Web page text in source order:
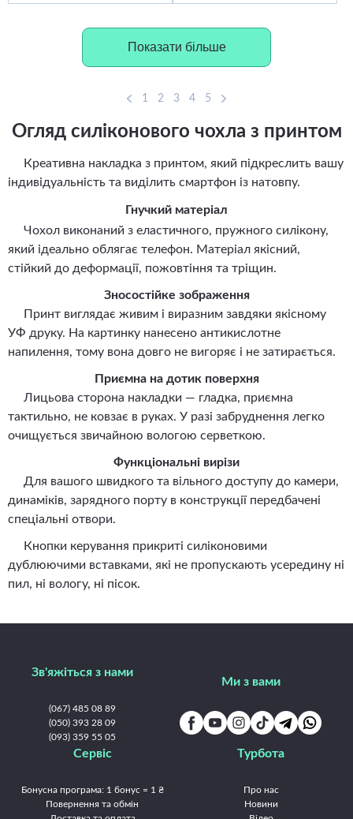
Показати більше
1 2 3 4 5
Огляд силіконового чохла з принтом
Креативна накладка з принтом, який підкреслить вашу
індивідуальність та виділить смартфон із натовпу.
Гнучкий матеріал
Чохол виконаний з еластичного, пружного силікону,
який ідеально облягає телефон. Матеріал якісний,
стійкий до деформації, пожовтіння та тріщин.
Зносостійке зображення
Принт виглядає живим і виразним завдяки якісному
УФ друку. На картинку нанесено антикислотне
напилення, тому вона довго не вигоряє і не затирається.
Приємна на дотик поверхня
Лицьова сторона накладки — гладка, приємна
тактильно, не ковзає в руках. У разі забруднення легко
очищується звичайною вологою серветкою.
Функціональні вирізи
Для вашого швидкого та вільного доступу до камери,
динаміків, зарядного порту в конструкції передбачені
спеціальні отвори.
Кнопки керування прикриті силіконовими
дублюючими вставками, які не пропускають усередину ні
пил, ні вологу, ні пісок.
Зв'яжіться з нами
(067) 485 08 89
(050) 393 28 09
(093) 359 55 05
Ми з вами
Сервіс
Бонусна програма: 1 бонус = 1 ₴
Повернення та обмін
Турбота
Про нас
Новини